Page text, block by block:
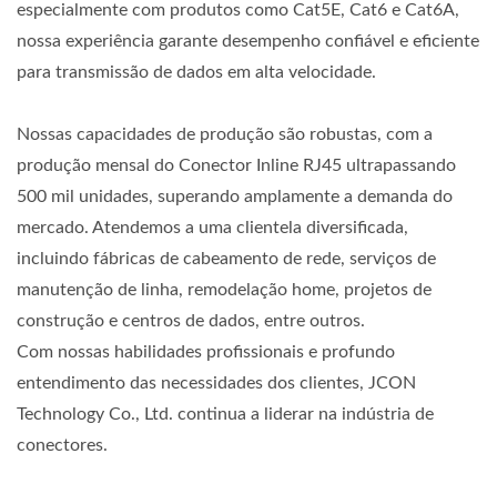
especialmente com produtos como Cat5E, Cat6 e Cat6A,
nossa experiência garante desempenho confiável e eficiente
para transmissão de dados em alta velocidade.
Nossas capacidades de produção são robustas, com a
produção mensal do Conector Inline RJ45 ultrapassando
500 mil unidades, superando amplamente a demanda do
mercado. Atendemos a uma clientela diversificada,
incluindo fábricas de cabeamento de rede, serviços de
manutenção de linha, remodelação home, projetos de
construção e centros de dados, entre outros.
Com nossas habilidades profissionais e profundo
entendimento das necessidades dos clientes, JCON
Technology Co., Ltd. continua a liderar na indústria de
conectores.